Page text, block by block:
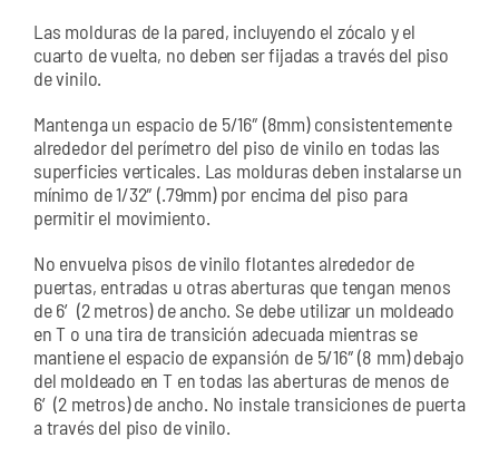
Las molduras de la pared, incluyendo el zócalo y el
cuarto de vuelta, no deben ser fijadas a través del piso
de vinilo.
Mantenga un espacio de 5/16″ (8mm) consistentemente
alrededor del perímetro del piso de vinilo en todas las
superficies verticales. Las molduras deben instalarse un
mínimo de 1/32″ (.79mm) por encima del piso para
permitir el movimiento.
No envuelva pisos de vinilo flotantes alrededor de
puertas, entradas u otras aberturas que tengan menos
de 6′ (2 metros) de ancho. Se debe utilizar un moldeado
en T o una tira de transición adecuada mientras se
mantiene el espacio de expansión de 5/16″ (8 mm) debajo
del moldeado en T en todas las aberturas de menos de
6′ (2 metros) de ancho. No instale transiciones de puerta
a través del piso de vinilo.